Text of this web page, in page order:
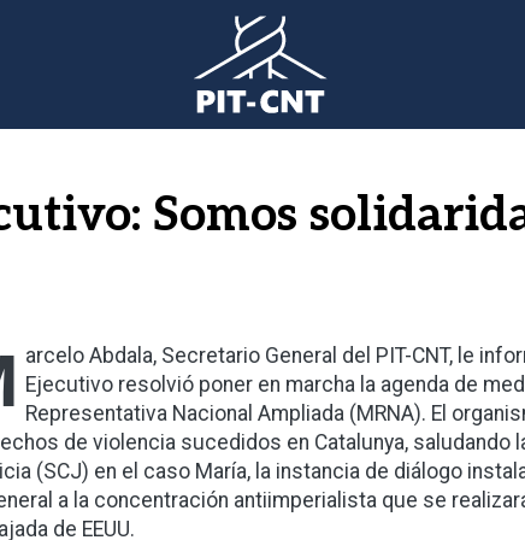
Somos
arcelo Abdala, Secretario General del PIT-CNT, le
Ejecutivo resolvió poner en marcha la agenda de
Representativa Nacional Ampliada (MRNA). El
de violencia sucedidos en Catalunya, saludando
(SCJ) en el caso María, la instancia de diálogo
a la concentración antiimperialista que se
de EEUU.